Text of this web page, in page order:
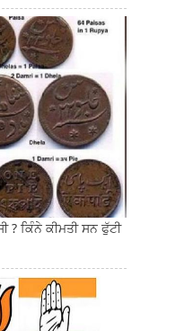
? ਕਿੰਨੇ ਕੀਮਤੀ ਸਨ ਫੁੱਟੀ